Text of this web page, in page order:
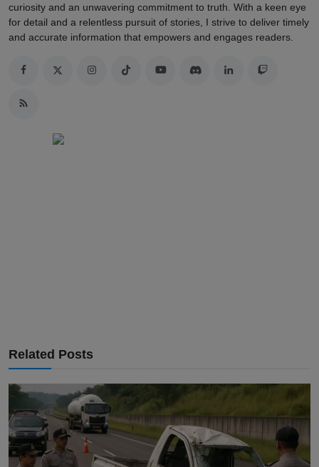
curiosity and an unwavering commitment to truth. With a keen eye
for detail and a relentless pursuit of stories, I strive to deliver timely
and accurate information that empowers and engages readers.
Related Posts